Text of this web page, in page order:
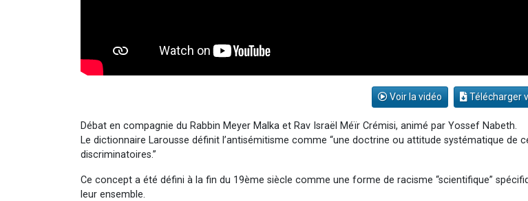
Voir la vidéo Télécharger
Débat en compagnie du Rabbin Meyer Malka et Rav Israël Méïr Crémisi, animé par Yossef Nabeth.
Le dictionnaire Larousse définit l’antisémitisme comme “une doctrine ou attitude systématique
discriminatoires.”
Ce concept a été défini à la fin du 19ème siècle comme une forme de racisme “scientifique”
leur ensemble.